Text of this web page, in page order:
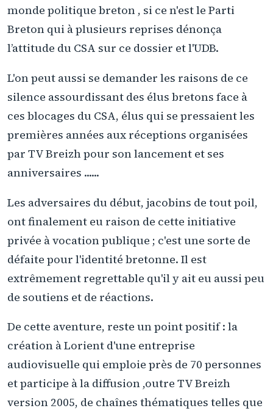
monde politique breton , si ce n'est le Parti
Breton qui à plusieurs reprises dénonça
l’attitude du CSA sur ce dossier et l'UDB.
L'on peut aussi se demander les raisons de ce
silence assourdissant des élus bretons face à
ces blocages du CSA, élus qui se pressaient les
premières années aux réceptions organisées
par TV Breizh pour son lancement et ses
anniversaires ......
Les adversaires du début, jacobins de tout poil,
ont finalement eu raison de cette initiative
privée à vocation publique ; c'est une sorte de
défaite pour l'identité bretonne. Il est
extrêmement regrettable qu'il y ait eu aussi peu
de soutiens et de réactions.
De cette aventure, reste un point positif : la
création à Lorient d'une entreprise
audiovisuelle qui emploie près de 70 personnes
et participe à la diffusion ,outre TV Breizh
version 2005, de chaînes thématiques telles que